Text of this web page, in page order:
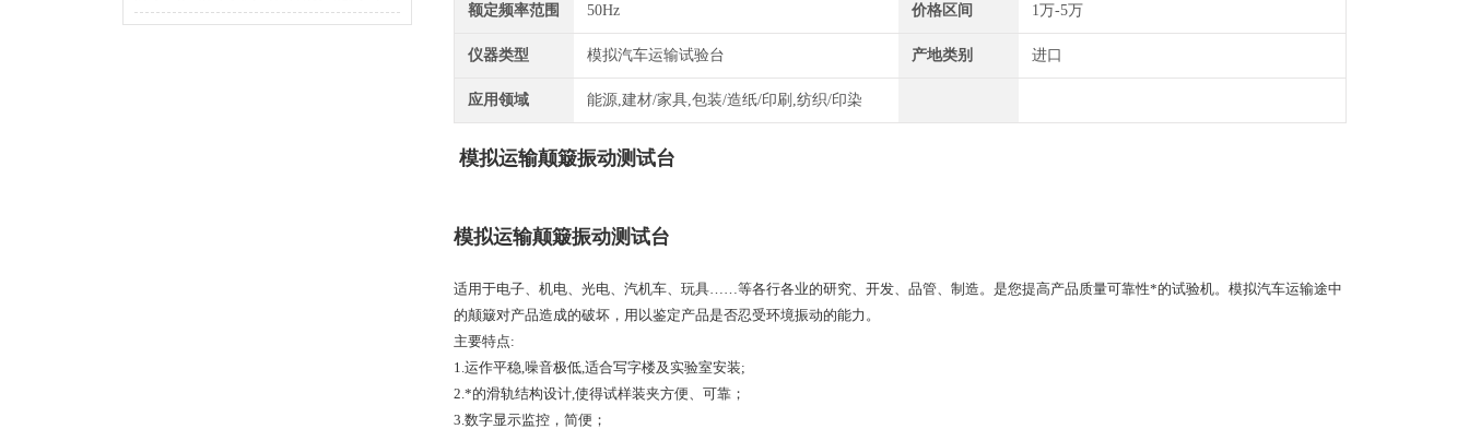
额定频率范围 50Hz 价格区间 1万-5万
仪器类型 模拟汽车运输试验台 产地类别 进口
应用领域 能源,建材/家具,包装/造纸/印刷,纺织/印染
模拟运输颠簸振动测试台
模拟运输颠簸振动测试台
适用于电子、机电、光电、汽机车、玩具……等各行各业的研究、开发、品管、制造。是您提高产品质量可靠性*的试验机。模拟汽车运输途中
的颠簸对产品造成的破坏，用以鉴定产品是否忍受环境振动的能力。
主要特点:
1.运作平稳,噪音极低,适合写字楼及实验室安装;
2.*的滑轨结构设计,使得试样装夹方便、可靠；
3.数字显示监控，简便；